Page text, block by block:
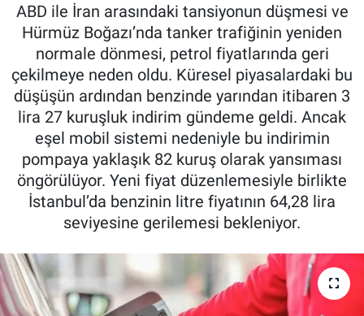
ABD ile İran arasındaki tansiyonun düşmesi ve
Hürmüz Boğazı’nda tanker trafiğinin yeniden
normale dönmesi, petrol fiyatlarında geri
çekilmeye neden oldu. Küresel piyasalardaki bu
düşüşün ardından benzinde yarından itibaren 3
lira 27 kuruşluk indirim gündeme geldi. Ancak
eşel mobil sistemi nedeniyle bu indirimin
pompaya yaklaşık 82 kuruş olarak yansıması
öngörülüyor. Yeni fiyat düzenlemesiyle birlikte
İstanbul’da benzinin litre fiyatının 64,28 lira
seviyesine gerilemesi bekleniyor.
Süper Lig Puan Durumu ve Fikstür
Tüm Manşetler
Son Dakika Haberleri
Haber Arşivi